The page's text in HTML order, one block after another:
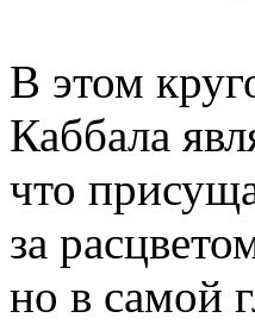
В этом
Каббала
что
за
но в самой